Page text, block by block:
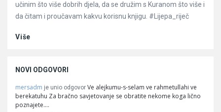
učinim što više dobrih djela, da se družim s Kuranom što više i
da čitam i proučavam kakvu korisnu knjigu. #Lijepa_riječ
Više
NOVI ODGOVORI
mersadm je unio odgovor Ve alejkumu-s-selam ve rahmetullahi ve
berekatuhu Za bračno savjetovanje se obratite nekome koga lično
poznajete.…